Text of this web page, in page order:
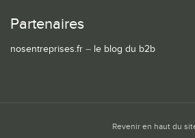
Partenaires
nosentreprises.fr – le blog du b2b
Revenir en haut du